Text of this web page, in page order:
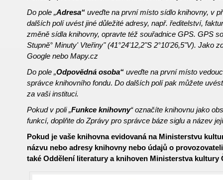
Do pole „Adresa“ uveďte na první místo sídlo knihovny, v
dalších polí uvést jiné důležité adresy, např. ředitelství,
změně sídla knihovny, opravte též souřadnice GPS.GPS
Stupně° Minuty' Vteřiny" (41°24'12,2"S 2°10'26,5"V). Jako
Google nebo Mapy.cz
Do pole „Odpovědná osoba“ uveďte na první místo
správce knihovního fondu.Do dalších polí pak můžete
za vaši instituci.
Pokud v poli „Funkce knihovny“ označíte knihovnu jako
funkcí, doplňte do Zprávy pro správce báze siglu a název
Pokud je vaše knihovna evidovaná na Ministerstvu
názvu nebo adresy knihovny nebo údajů o
také Oddělení literatury a knihoven Ministerstva kultury